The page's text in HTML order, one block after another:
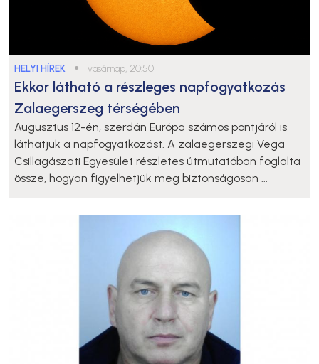
HELYI HÍREK ● vasárnap, 20:50
Ekkor látható a részleges napfogyatkozás
Zalaegerszeg térségében
Augusztus 12-én, szerdán Európa számos pontjáról is
láthatjuk a napfogyatkozást. A zalaegerszegi Vega
Csillagászati Egyesület részletes útmutatóban foglalta
össze, hogyan figyelhetjük meg biztonságosan ...